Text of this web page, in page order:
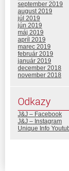
september 2019
august 2019
júl 2019
jún 2019
máj 2019
apríl 2019
marec 2019
február 2019
január 2019
december 2018
november 2018
Odkazy
J&J – Facebook
J&J – Instagram
Unique Info